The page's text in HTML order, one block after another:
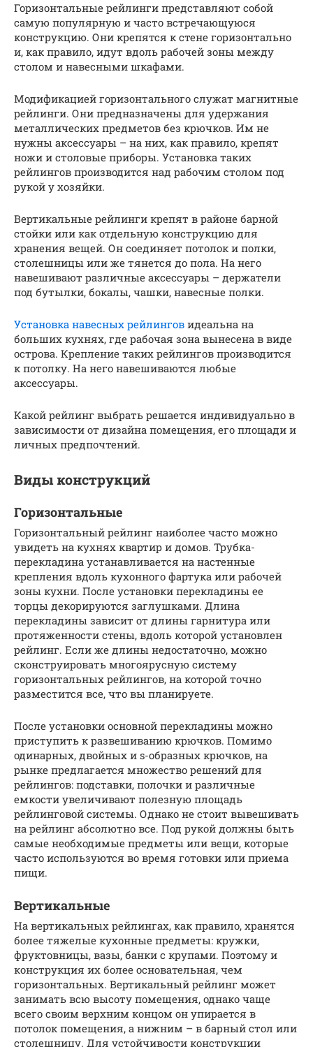
Горизонтальные рейлинги представляют собой
самую популярную и часто встречающуюся
конструкцию. Они крепятся к стене горизонтально
и, как правило, идут вдоль рабочей зоны между
столом и навесными шкафами.
Модификацией горизонтального служат магнитные
рейлинги. Они предназначены для удержания
металлических предметов без крючков. Им не
нужны аксессуары – на них, как правило, крепят
ножи и столовые приборы. Установка таких
рейлингов производится над рабочим столом под
рукой у хозяйки.
Вертикальные рейлинги крепят в районе барной
стойки или как отдельную конструкцию для
хранения вещей. Он соединяет потолок и полки,
столешницы или же тянется до пола. На него
навешивают различные аксессуары – держатели
под бутылки, бокалы, чашки, навесные полки.
Установка навесных рейлингов идеальна на
больших кухнях, где рабочая зона вынесена в виде
острова. Крепление таких рейлингов производится
к потолку. На него навешиваются любые
аксессуары.
Какой рейлинг выбрать решается индивидуально в
зависимости от дизайна помещения, его площади и
личных предпочтений.
Виды конструкций
Горизонтальные
Горизонтальный рейлинг наиболее часто можно
увидеть на кухнях квартир и домов. Трубка-
перекладина устанавливается на настенные
крепления вдоль кухонного фартука или рабочей
зоны кухни. После установки перекладины ее
торцы декорируются заглушками. Длина
перекладины зависит от длины гарнитура или
протяженности стены, вдоль которой установлен
рейлинг. Если же длины недостаточно, можно
сконструировать многоярусную систему
горизонтальных рейлингов, на которой точно
разместится все, что вы планируете.
После установки основной перекладины можно
приступить к развешиванию крючков. Помимо
одинарных, двойных и s-образных крючков, на
рынке предлагается множество решений для
рейлингов: подставки, полочки и различные
емкости увеличивают полезную площадь
рейлинговой системы. Однако не стоит вывешивать
на рейлинг абсолютно все. Под рукой должны быть
самые необходимые предметы или вещи, которые
часто используются во время готовки или приема
пищи.
Вертикальные
На вертикальных рейлингах, как правило, хранятся
более тяжелые кухонные предметы: кружки,
фруктовницы, вазы, банки с крупами. Поэтому и
конструкция их более основательная, чем
горизонтальных. Вертикальный рейлинг может
занимать всю высоту помещения, однако чаще
всего своим верхним концом он упирается в
потолок помещения, а нижним – в барный стол или
столешницу. Для устойчивости конструкции